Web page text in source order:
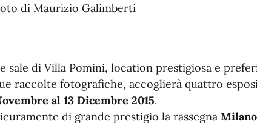
di Maurizio Galimberti
sale di Villa Pomini, location prestigiosa e
raccolte fotografiche, accoglierà quattro
al 13 Dicembre 2015.
di grande prestigio la rassegna